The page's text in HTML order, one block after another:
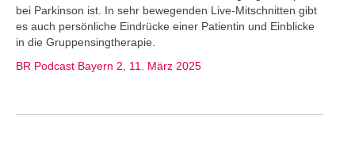
bei Parkinson ist. In sehr bewegenden Live-Mitschnitten gibt
es auch persönliche Eindrücke einer Patientin und Einblicke
in die Gruppensingtherapie.
BR Podcast Bayern 2, 11. März 2025